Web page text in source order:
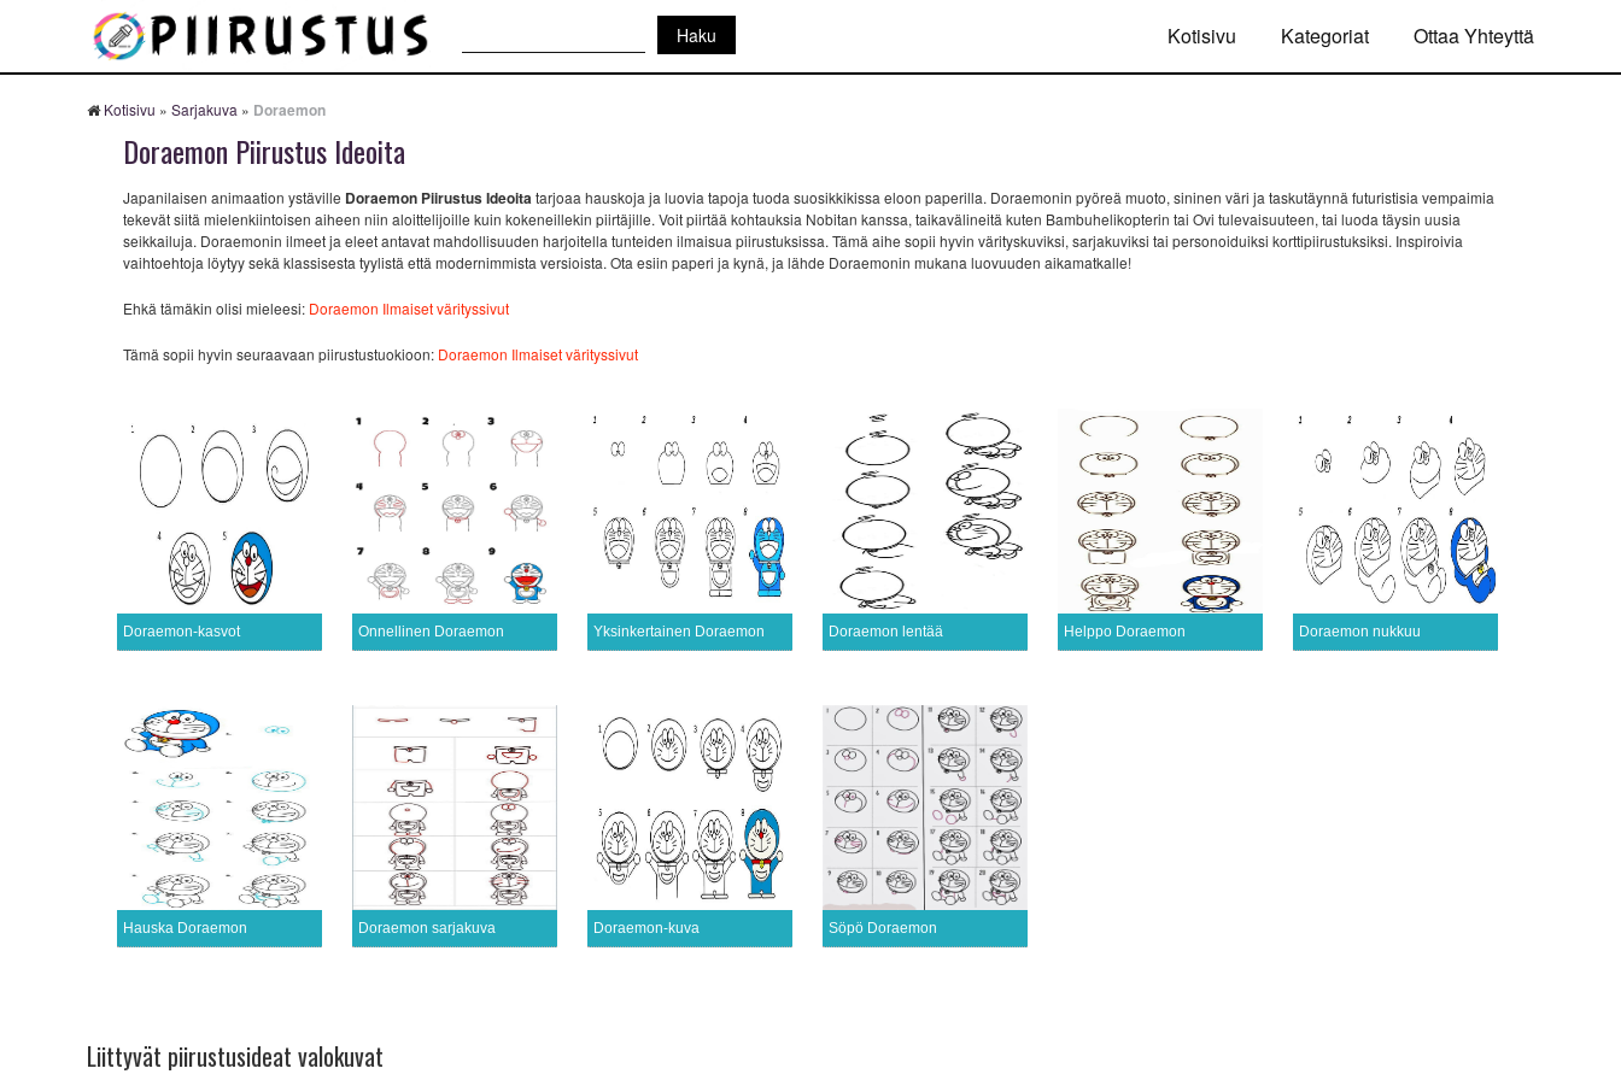
Kotisivu Kategoriat Ottaa Yhteyttä
Kotisivu » Sarjakuva » Doraemon
Doraemon Piirustus Ideoita
Japanilaisen animaation ystäville Doraemon Piirustus Ideoitatarjoaa hauskoja ja luovia tapoja tuoda suosikkikissa eloon paperilla. Doraemonin pyöreä muoto, sininen väri ja taskutäynnä futuristisia vempaimia
tekevät siitä mielenkiintoisen aiheen niin aloittelijoille kuin kokeneillekin piirtäjille. Voit piirtää kohtauksia Nobitan kanssa, taikavälineitä kuten Bambuhelikopterin tai Ovi tulevaisuuteen, tai luoda täysin uusia
seikkailuja. Doraemonin ilmeet ja eleet antavat mahdollisuuden harjoitella tunteiden ilmaisua piirustuksissa. Tämä aihe sopii hyvin värityskuviksi, sarjakuviksi tai personoiduiksi korttipiirustuksiksi. Inspiroivia
vaihtoehtoja löytyy sekä klassisesta tyylistä että modernimmista versioista. Ota esiin paperi ja kynä, ja lähde Doraemonin mukana luovuuden aikamatkalle!
Ehkä tämäkin olisi mieleesi: Doraemon Ilmaiset värityssivut
Tämä sopii hyvin seuraavaan piirustustuokioon: Doraemon Ilmaiset värityssivut
Doraemon-kasvot Onnellinen Doraemon Yksinkertainen Doraemon Doraemon lentää Helppo Doraemon Doraemon nukkuu
Hauska Doraemon Doraemon sarjakuva Doraemon-kuva Söpö Doraemon
Liittyvät piirustusideat valokuvat